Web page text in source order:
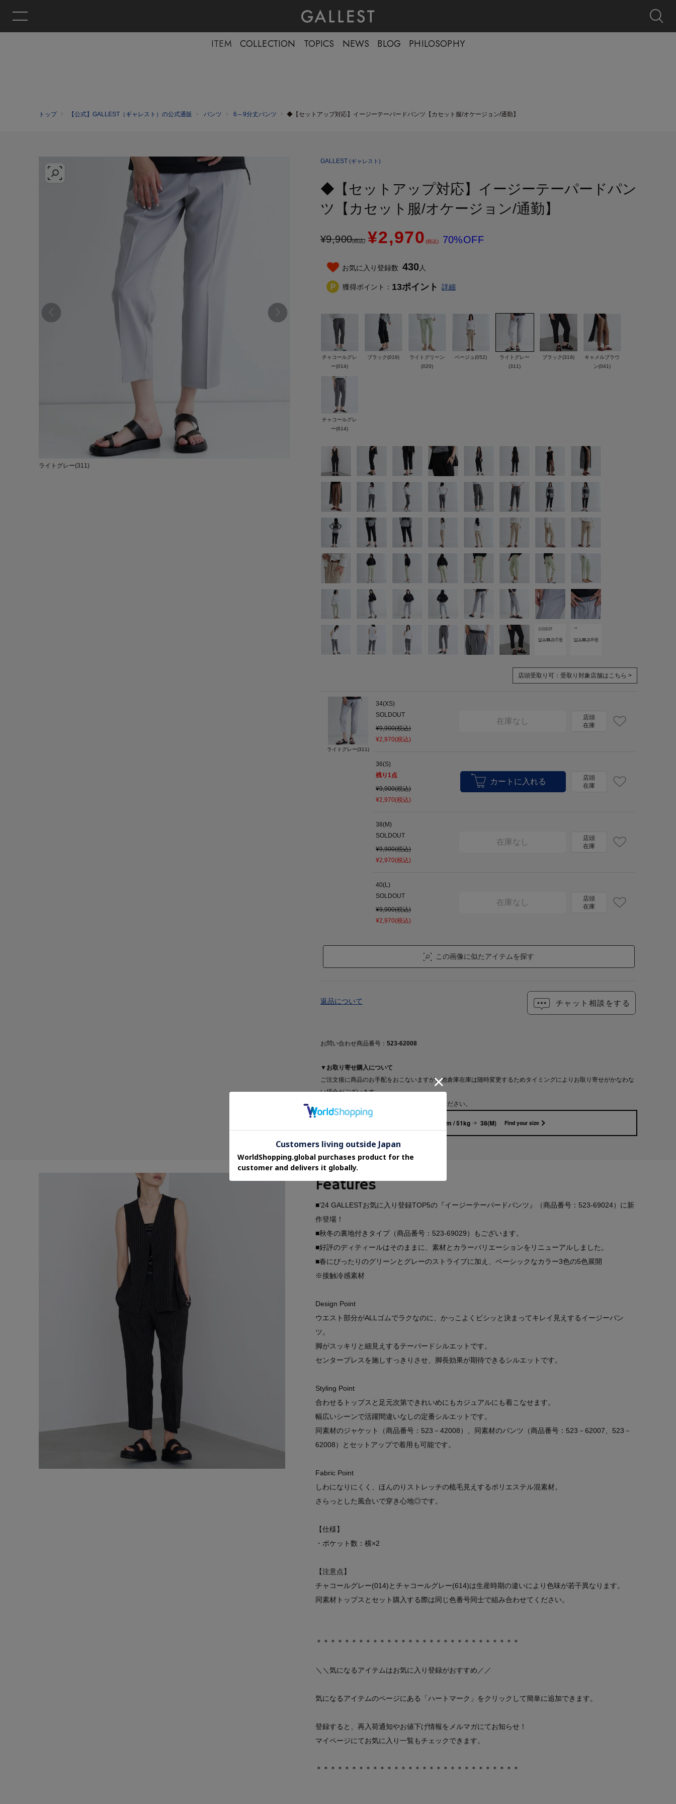
キャンペーン
ITEM COLLECTION TOPICS NEWS BLOG PHILOSOPHY
トップ 【公式】GALLEST（ギャレスト）の公式通販 パンツ 6～9分丈パンツ ◆【セットアップ対応】イージーテーパードパンツ【カセット服/オケージョン/通勤】
ライトグレー(311)
GALLEST (ギャレスト)
◆【セットアップ対応】イージーテーパードパン
ツ【カセット服/オケージョン/通勤】
¥9,900(税込) ¥2,970 (税込) 70%OFF
お気に入り登録数 430人
獲得ポイント： 13ポイント 詳細
チャコールグレ
ー(014)
ブラック(019)
ライトグリーン
(020)
ベージュ(052)
ライトグレー
(311)
ブラック(319)
キャメルブラウ
ン(041)
チャコールグレ
ー(614)
店頭受取り可： 受取り対象店舗はこちら >
ライトグレー(311)
34(XS)
SOLDOUT
¥9,900(税込)
¥2,970(税込)
在庫なし
店頭
在庫
36(S)
残り1点
¥9,900(税込)
¥2,970(税込)
店頭
在庫
38(M)
SOLDOUT
¥9,900(税込)
¥2,970(税込)
在庫なし
店頭
在庫
40(L)
SOLDOUT
¥9,900(税込)
¥2,970(税込)
在庫なし
店頭
在庫
この画像に似たアイテムを探す
チャット相談をする
返品について
お問い合わせ商品番号： 523-62008
▼お取り寄せ購入について
ご注文後に商品のお手配をおこないますが、他倉庫在庫は随時変更するためタイミングによりお取り寄せがかなわな
い場合がございます。
】をご確認ください。
158cm / 51kg 38(M) Find your size
Features
■’24 GALLESTお気に入り登録TOP5の『イージーテーパードパンツ』（商品番号：523-69024）に新
作登場！
■秋冬の裏地付きタイプ（商品番号：523-69029）もございます。
■好評のディティールはそのままに、素材とカラーバリエーションをリニューアルしました。
■春にぴったりのグリーンとグレーのストライプに加え、ベーシックなカラー3色の5色展開
※接触冷感素材
Design Point
ウエスト部分がALLゴムでラクなのに、かっこよくビシッと決まってキレイ見えするイージーパン
ツ。
脚がスッキリと細見えするテーパードシルエットです。
センタープレスを施しすっきりさせ、脚長効果が期待できるシルエットです。
Styling Point
合わせるトップスと足元次第できれいめにもカジュアルにも着こなせます。
幅広いシーンで活躍間違いなしの定番シルエットです。
同素材のジャケット（商品番号：523－42008）、同素材のパンツ（商品番号：523－62007、523－
62008）とセットアップで着用も可能です。
Fabric Point
しわになりにくく、ほんのりストレッチの梳毛見えするポリエステル混素材。
さらっとした風合いで穿き心地◎です。
【仕様】
・ポケット数：横×2
【注意点】
チャコールグレー(014)とチャコールグレー(614)は生産時期の違いにより色味が若干異なります。
同素材トップスとセット購入する際は同じ色番号同士で組み合わせてください。
＊＊＊＊＊＊＊＊＊＊＊＊＊＊＊＊＊＊＊＊＊＊＊＊＊＊＊＊＊
＼＼気になるアイテムはお気に入り登録がおすすめ／／
気になるアイテムのページにある「ハートマーク」をクリックして簡単に追加できます。
登録すると、再入荷通知やお値下げ情報をメルマガにてお知らせ！
マイページにてお気に入り一覧もチェックできます。
＊＊＊＊＊＊＊＊＊＊＊＊＊＊＊＊＊＊＊＊＊＊＊＊＊＊＊＊＊